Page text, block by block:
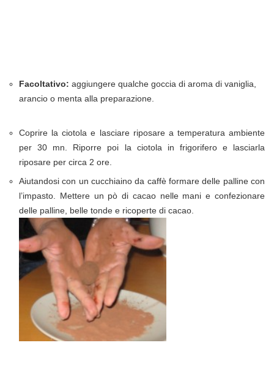
Facoltativo: aggiungere qualche goccia di aroma di vaniglia,
arancio o menta alla preparazione.
Coprire la ciotola e lasciare riposare a temperatura ambiente
per 30 mn. Riporre poi la ciotola in frigorifero e lasciarla
riposare per circa 2 ore.
Aiutandosi con un cucchiaino da caffè formare delle palline con
l’impasto. Mettere un pò di cacao nelle mani e confezionare
delle palline, belle tonde e ricoperte di cacao.